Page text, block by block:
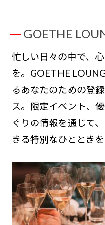
GOETHE
忙しい日々の中で、
を。GOETHE
るあなたのための登
ス。限定イベント、
ぐりの情報を通じて
きる特別なひとときを